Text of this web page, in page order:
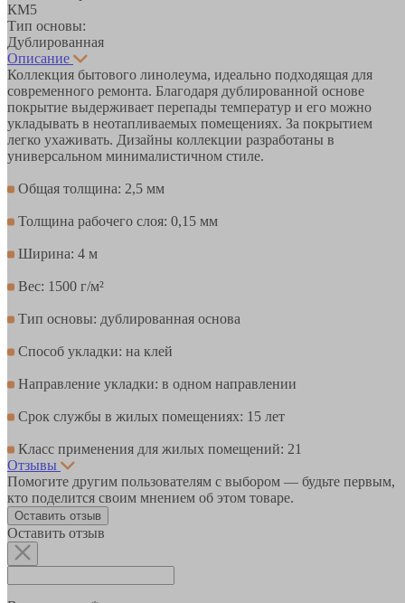
КМ5
Тип основы:
Дублированная
Описание
Коллекция бытового линолеума, идеально подходящая для
современного ремонта. Благодаря дублированной основе
покрытие выдерживает перепады температур и его можно
укладывать в неотапливаемых помещениях. За покрытием
легко ухаживать. Дизайны коллекции разработаны в
универсальном минималистичном стиле.
Общая толщина: 2,5 мм
Толщина рабочего слоя: 0,15 мм
Ширина: 4 м
Вес: 1500 г/м²
Тип основы: дублированная основа
Способ укладки: на клей
Направление укладки: в одном направлении
Срок службы в жилых помещениях: 15 лет
Класс применения для жилых помещений: 21
Отзывы
Помогите другим пользователям с выбором — будьте первым,
кто поделится своим мнением об этом товаре.
Оставить отзыв
Оставить отзыв